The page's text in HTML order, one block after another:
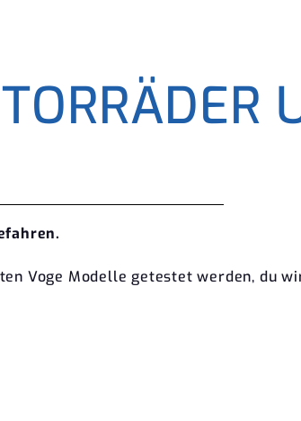
Voge Modelle getestet werden, du